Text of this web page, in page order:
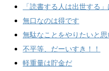
「読書する人は出世する
無口なのは得です
無駄なことをやりたいと思
不平等、だーいすき！！
軽重量は貯金だ